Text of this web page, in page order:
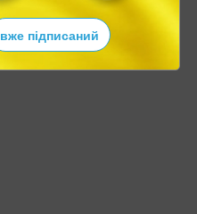
вже підписаний